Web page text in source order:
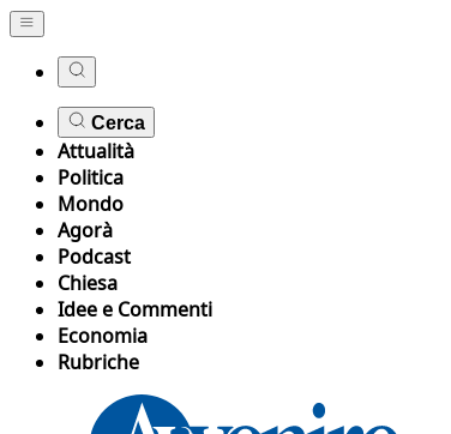
Cerca
Attualità
Politica
Mondo
Agorà
Podcast
Chiesa
Idee e Commenti
Economia
Rubriche